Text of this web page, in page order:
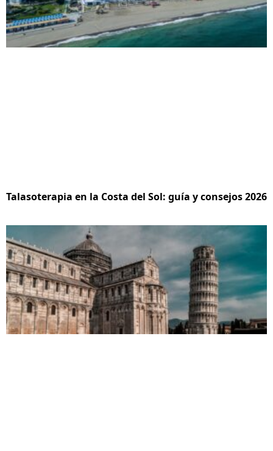
Talasoterapia en la Costa del Sol: guía y consejos 2026